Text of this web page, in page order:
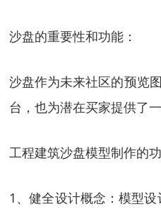
沙盘的重要性和功能：
沙盘作为未来社区的预览
台，也为潜在买家提供了
工程建筑沙盘模型制作的
1、健全设计概念：模型